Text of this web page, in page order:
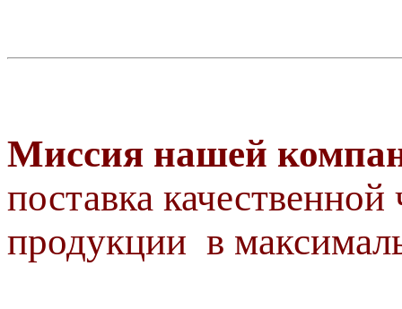
Миссия нашей
поставка качественной
продукции в